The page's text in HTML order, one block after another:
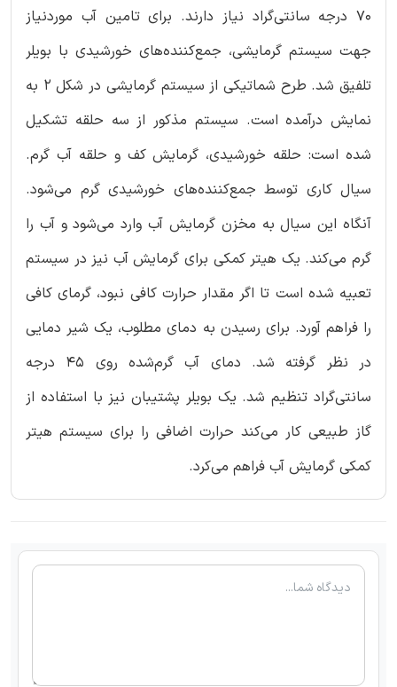
70 درجه سانتی‌گراد نیاز دارند. برای تامین آب موردنیاز
جهت سیستم گرمایشی، جمع‌کننده‌های خورشیدی با بویلر
تلفیق شد. طرح شماتیکی از سیستم گرمایشی در شکل 2 به
نمایش درآمده است. سیستم مذکور از سه حلقه تشکیل
شده است: حلقه خورشیدی، گرمایش کف و حلقه آب گرم.
سیال کاری توسط جمع‌کننده‌های خورشیدی گرم می‌شود.
آنگاه این سیال به مخزن گرمایش آب وارد می‌شود و آب را
گرم می‌کند. یک هیتر کمکی برای گرمایش آب نیز در سیستم
تعبیه شده است تا اگر مقدار حرارت کافی نبود، گرمای کافی
را فراهم آورد. برای رسیدن به دمای مطلوب، یک شیر دمایی
در نظر گرفته شد. دمای آب گرم‌شده روی 45 درجه
سانتی‌گراد تنظیم شد. یک بویلر پشتیبان نیز با استفاده از
گاز طبیعی کار می‌کند حرارت اضافی را برای سیستم هیتر
کمکی گرمایش آب فراهم می‌کرد.